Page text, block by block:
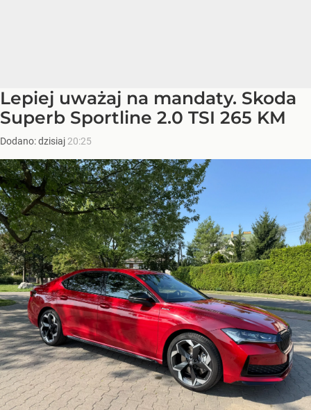
Lepiej uważaj na mandaty. Skoda
Superb Sportline 2.0 TSI 265 KM
Dodano:dzisiaj 20:25